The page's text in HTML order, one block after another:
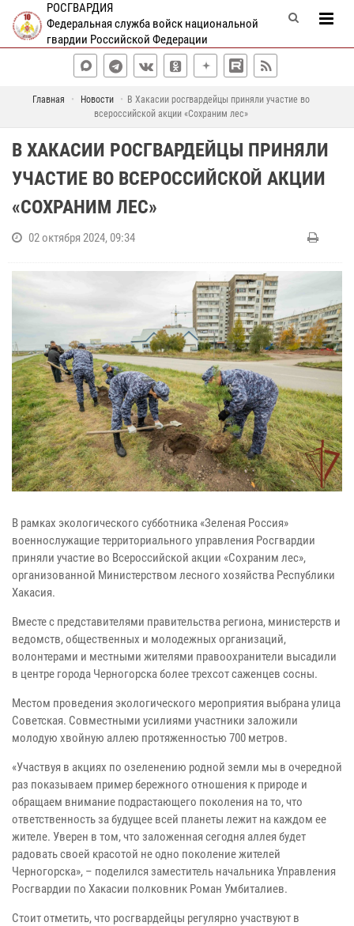
РОСГВАРДИЯ
Федеральная служба войск национальной
гвардии Российской Федерации
Главная Новости
В Хакасии росгвардейцы приняли участие во
всероссийской акции «Сохраним лес»
В ХАКАСИИ РОСГВАРДЕЙЦЫ ПРИНЯЛИ
УЧАСТИЕ ВО ВСЕРОССИЙСКОЙ АКЦИИ
«СОХРАНИМ ЛЕС»
02 октября 2024, 09:34
В рамках экологического субботника «Зеленая Россия»
военнослужащие территориального управления Росгвардии
приняли участие во Всероссийской акции «Сохраним лес»,
организованной Министерством лесного хозяйства Республики
Хакасия.
Вместе с представителями правительства региона, министерств и
ведомств, общественных и молодежных организаций,
волонтерами и местными жителями правоохранители высадили
в центре города Черногорска более трехсот саженцев сосны.
Местом проведения экологического мероприятия выбрана улица
Советская. Совместными усилиями участники заложили
молодую хвойную аллею протяженностью 700 метров.
«Участвуя в акциях по озеленению родной земли мы в очередной
раз показываем пример бережного отношения к природе и
обращаем внимание подрастающего поколения на то, что
ответственность за будущее всей планеты лежит на каждом ее
жителе. Уверен в том, что заложенная сегодня аллея будет
радовать своей красотой не одно поколение жителей
Черногорска», – поделился заместитель начальника Управления
Росгвардии по Хакасии полковник Роман Умбиталиев.
Стоит отметить, что росгвардейцы регулярно участвуют в